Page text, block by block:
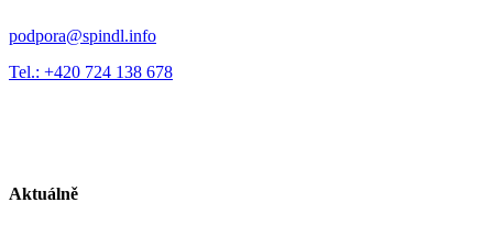
podpora@spindl.info
Tel.: +420 724 138 678
Aktuálně